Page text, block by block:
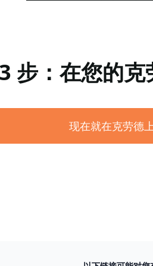
步：在您的
现在就在克劳德